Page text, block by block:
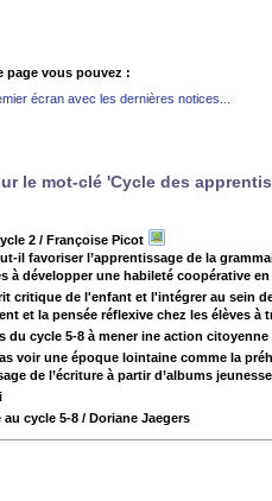
page vous pouvez :
écran avec les dernières notices...
le mot-clé 'Cycle des
2 / Françoise Picot
il favoriser l’apprentissage de la
à développer une habileté coopérative
critique de l'enfant et l'intégrer au sein
et la pensée réflexive chez les élèves
du cycle 5-8 à mener ine action
voir une époque lointaine comme la
de l’écriture à partir d’albums
au cycle 5-8 / Doriane Jaegers